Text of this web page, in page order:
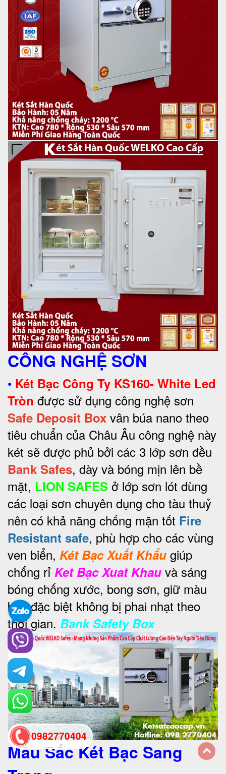
CÔNG NGHỆ SƠN
• Két Bạc Công Ty KS160- White Led
Tròn được sử dụng công nghệ sơn
Safe Deposit Box vân búa nano theo
tiêu chuẩn của Châu Âu công nghệ này
két sẽ được phủ bởi các 3 lớp sơn đều
Bank Safes, dày và bóng mịn lên bề
mặt, LION SAFES ở lớp sơn lót dùng
các loại sơn chuyên dụng cho tàu thuỷ
nên có khả năng chống mặn tốt Fire
Resistant safe, phù hợp cho các vùng
ven biển, Két Bạc Xuất Khẩu giúp
chống rỉ Ket Bạc Xuat Khau và sáng
bóng chống xước, bong sơn, giữ màu
bền đặc biệt không bị phai nhạt theo
thời gian. Bank Safety Box
Màu Sắc Két Bạc Sang
0982770404